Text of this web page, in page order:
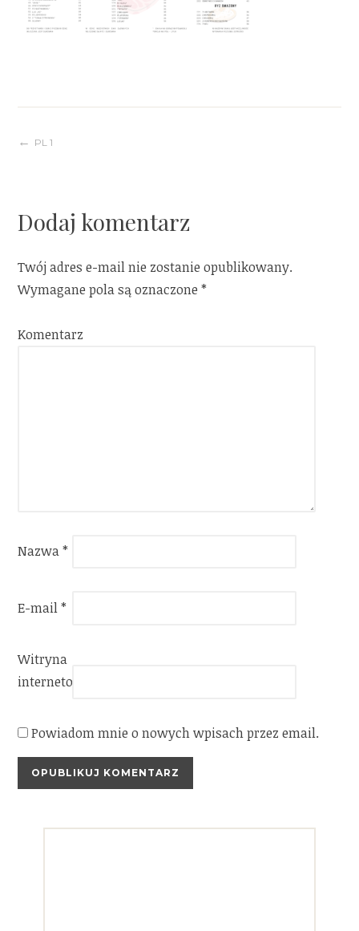
Nawigacja
PL 1
Dodaj komentarz
Twój adres e-mail nie zostanie opublikowany.
Wymagane pola są oznaczone*
Komentarz
Nazwa*
E-mail*
Witryna
internetowa
Powiadom mnie o nowych wpisach przez email.